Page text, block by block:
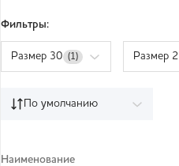
Фильтры:
Размер 30 (1) Размер 2
По умолчанию
Наименование